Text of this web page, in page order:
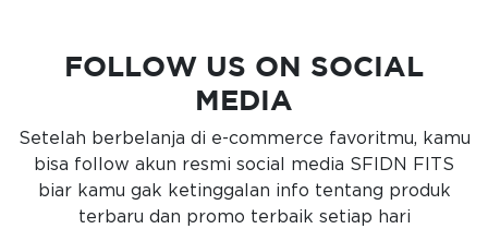
FOLLOW US ON SOCIAL
MEDIA
Setelah berbelanja di e-commerce favoritmu, kamu
bisa follow akun resmi social media SFIDN FITS
biar kamu gak ketinggalan info tentang produk
terbaru dan promo terbaik setiap hari